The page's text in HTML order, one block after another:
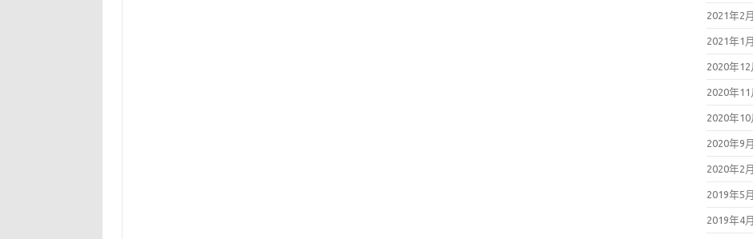
2021年2月
2021年1月
2020年12
2020年11
2020年10
2020年9月
2020年2月
2019年5月
2019年4月